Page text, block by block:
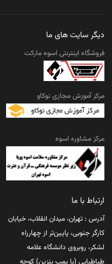
دیگر سایت های ما
فروشگاه اینترنتی اسوه مارکت
مرکز آموزش مجازی نوکاو
مرکز مشاوره اسوه
ارتباط با ما
آدرس : تهران، میدان انقلاب، خیابان
کارگر جنوبی، پایین‌تر از چهارراه
لشکر، روبروی دانشگاه علامه
طباطبایی (یا پمپ بنزین) کوچه